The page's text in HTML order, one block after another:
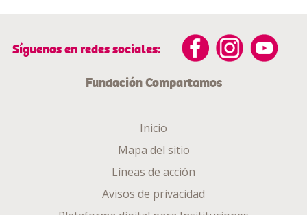
Síguenos en redes sociales:
Fundación Compartamos
Inicio
Mapa del sitio
Líneas de acción
Avisos de privacidad